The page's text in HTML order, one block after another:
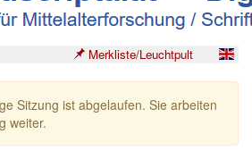
Merkliste/Leuchtpult
Sitzung ist abgelaufen. Sie arbeiten
weiter.